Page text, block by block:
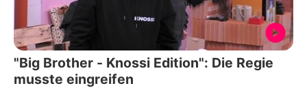
"Big Brother - Knossi Edition": Die Regie
musste eingreifen